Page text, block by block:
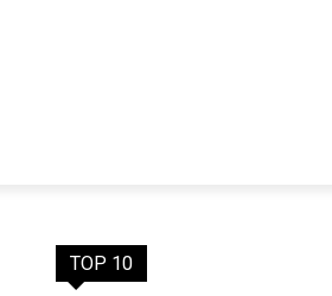
TOP 10